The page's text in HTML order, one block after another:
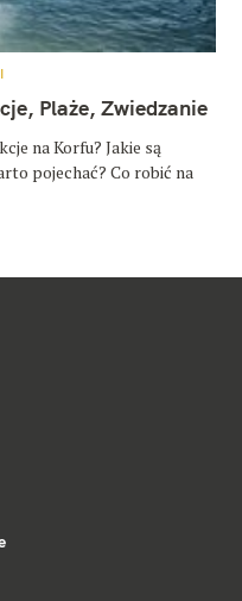
Plaże, Zwiedzanie
na Korfu? Jakie są
pojechać? Co robić na